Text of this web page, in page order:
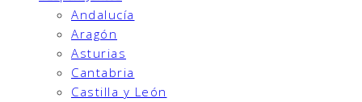
Andalucía
Aragón
Asturias
Cantabria
Castilla y León